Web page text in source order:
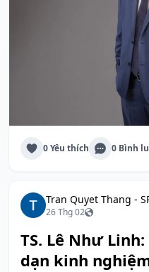
0 Yêu thích 0 Bình
Tran Quyet Thang -
26 Thg 02
TS. Lê Như
dạn kinh